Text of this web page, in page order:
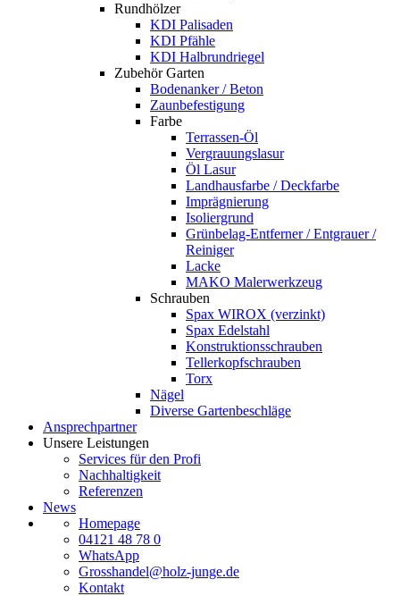
Rundhölzer
KDI Palisaden
KDI Pfähle
KDI Halbrundriegel
Zubehör Garten
Bodenanker / Beton
Zaunbefestigung
Farbe
Terrassen-Öl
Vergrauungslasur
Öl Lasur
Landhausfarbe / Deckfarbe
Imprägnierung
Isoliergrund
Grünbelag-Entferner / Entgrauer /
Reiniger
Lacke
MAKO Malerwerkzeug
Schrauben
Spax WIROX (verzinkt)
Spax Edelstahl
Konstruktionsschrauben
Tellerkopfschrauben
Torx
Nägel
Diverse Gartenbeschläge
Ansprechpartner
Unsere Leistungen
Services für den Profi
Nachhaltigkeit
Referenzen
News
Homepage
04121 48 78 0
WhatsApp
Grosshandel@holz-junge.de
Kontakt